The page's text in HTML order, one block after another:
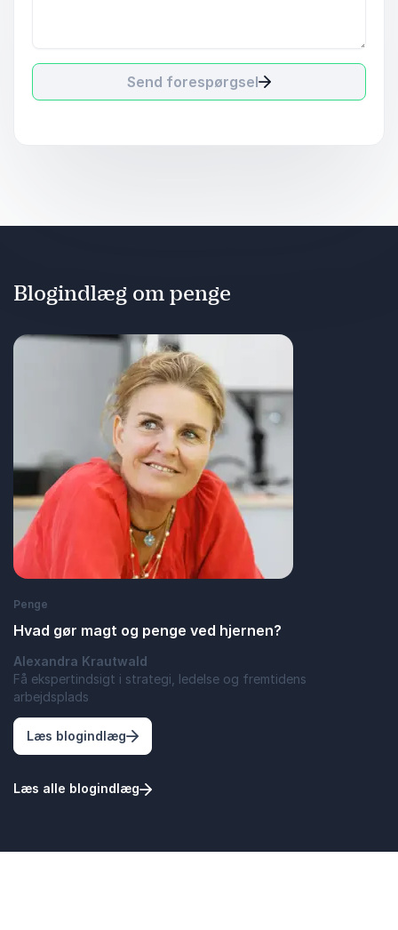
Send forespørgsel
Blogindlæg om penge
Penge
Hvad gør magt og penge ved hjernen?
Alexandra Krautwald
Få ekspertindsigt i strategi, ledelse og fremtidens
arbejdsplads
Læs blogindlæg: Hvad gør magt og penge ved hjernen?
Læs alle blogindlæg